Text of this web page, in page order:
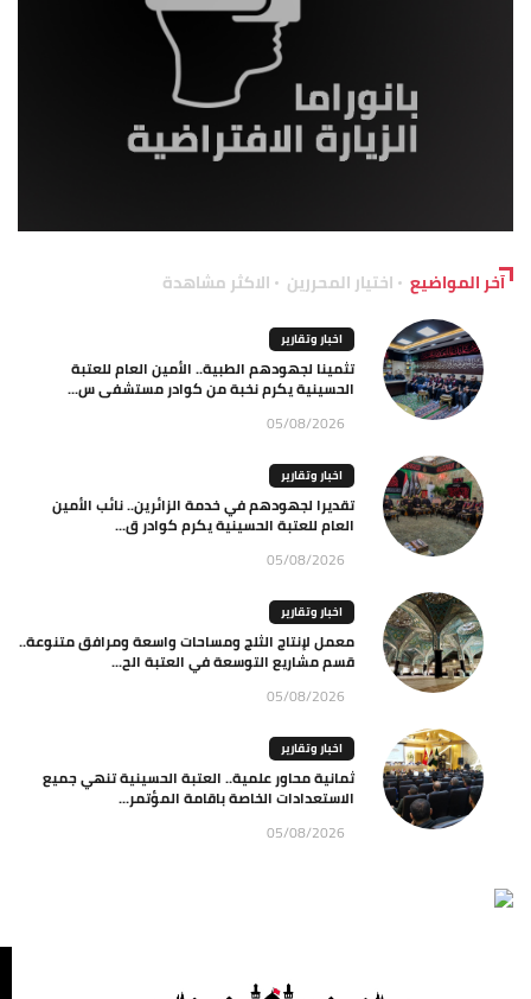
آخر المواضيع اختيار المحررين الاكثر مشاهدة
اخبار وتقارير
تثمينا لجهودهم الطبية.. الأمين العام للعتبة
الحسينية يكرم نخبة من كوادر مستشفى س...
05/08/2026
اخبار وتقارير
تقديرا لجهودهم في خدمة الزائرين.. نائب الأمين
العام للعتبة الحسينية يكرم كوادر ق...
05/08/2026
اخبار وتقارير
معمل لإنتاج الثلج ومساحات واسعة ومرافق متنوعة..
قسم مشاريع التوسعة في العتبة الح...
05/08/2026
اخبار وتقارير
ثمانية محاور علمية.. العتبة الحسينية تنهي جميع
الاستعدادات الخاصة باقامة المؤتمر...
05/08/2026